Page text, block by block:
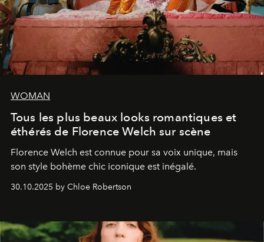
WOMAN
Tous les plus beaux looks romantiques et
éthérés de Florence Welch sur scène
Florence Welch est connue pour sa voix unique, mais
son style bohème chic iconique est inégalé.
30.10.2025 by Chloe Robertson